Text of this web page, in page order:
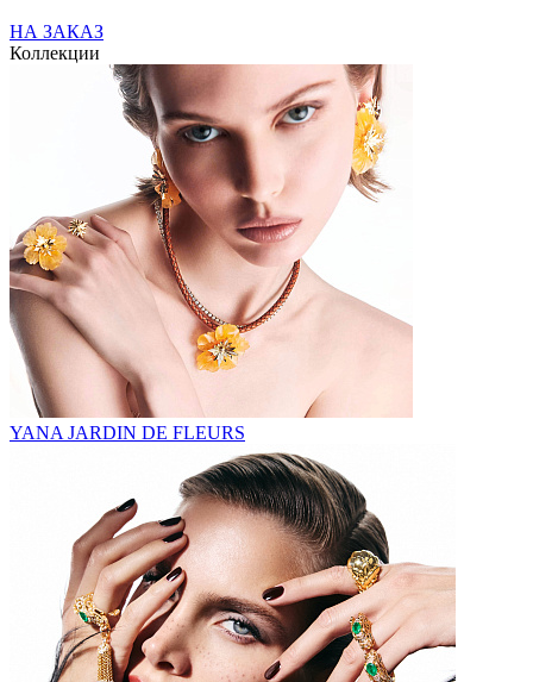
НА ЗАКАЗ
Коллекции
YANA JARDIN DE FLEURS